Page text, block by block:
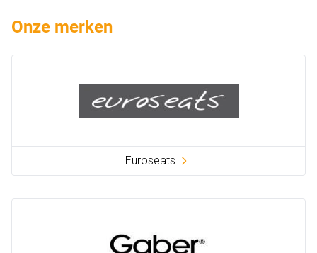
Onze merken
Euroseats